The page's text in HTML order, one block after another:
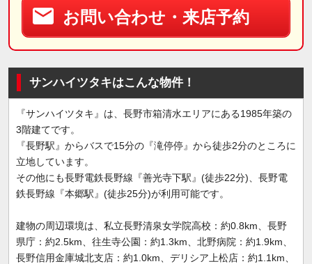
お問い合わせ・来店予約
サンハイツタキはこんな物件！
『サンハイツタキ』は、長野市箱清水エリアにある1985年築の
3階建てです。
『長野駅』からバスで15分の『滝停停』から徒歩2分のところに
立地しています。
その他にも長野電鉄長野線『善光寺下駅』(徒歩22分)、長野電
鉄長野線『本郷駅』(徒歩25分)が利用可能です。
建物の周辺環境は、私立長野清泉女学院高校：約0.8km、長野
県庁：約2.5km、往生寺公園：約1.3km、北野病院：約1.9km、
長野信用金庫城北支店：約1.0km、デリシア上松店：約1.1km、